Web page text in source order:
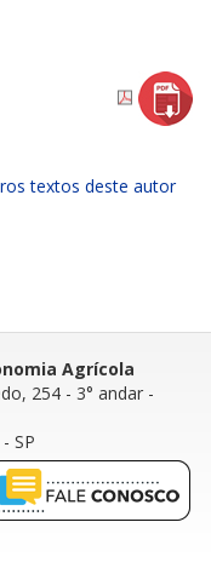
textos deste autor
Agrícola
254 - 3° andar -
SP